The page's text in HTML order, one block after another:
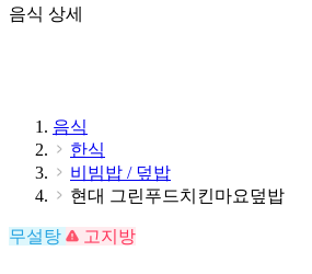
음식 상세
음식
한식
비빔밥 / 덮밥
현대 그린푸드치킨마요덮밥
무설탕 고지방